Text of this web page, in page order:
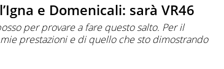
e Domenicali: sarà VR46
per provare a fare questo salto. Per il
prestazioni e di quello che sto dimostrando